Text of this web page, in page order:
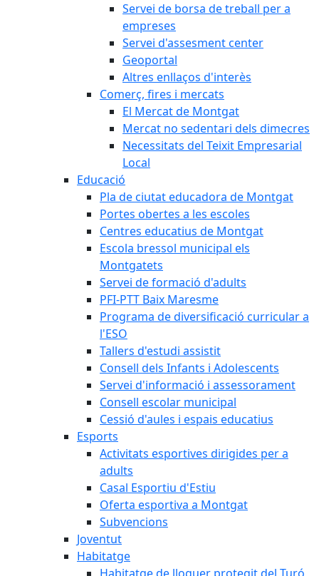
Servei de borsa de treball per a
empreses
Servei d'assesment center
Geoportal
Altres enllaços d'interès
Comerç, fires i mercats
El Mercat de Montgat
Mercat no sedentari dels dimecres
Necessitats del Teixit Empresarial
Local
Educació
Pla de ciutat educadora de Montgat
Portes obertes a les escoles
Centres educatius de Montgat
Escola bressol municipal els
Montgatets
Servei de formació d'adults
PFI-PTT Baix Maresme
Programa de diversificació curricular a
l'ESO
Tallers d'estudi assistit
Consell dels Infants i Adolescents
Servei d'informació i assessorament
Consell escolar municipal
Cessió d'aules i espais educatius
Esports
Activitats esportives dirigides per a
adults
Casal Esportiu d'Estiu
Oferta esportiva a Montgat
Subvencions
Joventut
Habitatge